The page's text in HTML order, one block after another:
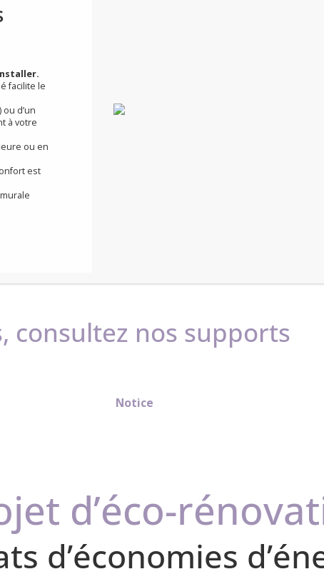
à installer.
galbé facilite le
fioul…) ou d’un
aisément à votre
inférieure ou en
consultez nos supports
Notice
d’éco-
d’économies